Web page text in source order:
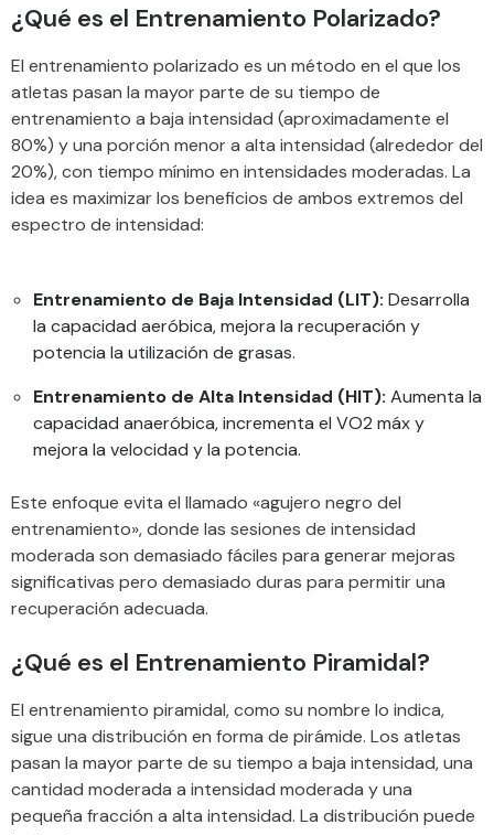
¿Qué es el Entrenamiento Polarizado?
El entrenamiento polarizado es un método en el que los
atletas pasan la mayor parte de su tiempo de
entrenamiento a baja intensidad (aproximadamente el
80%) y una porción menor a alta intensidad (alrededor del
20%), con tiempo mínimo en intensidades moderadas. La
idea es maximizar los beneficios de ambos extremos del
espectro de intensidad:
Entrenamiento de Baja Intensidad (LIT): Desarrolla
la capacidad aeróbica, mejora la recuperación y
potencia la utilización de grasas.
Entrenamiento de Alta Intensidad (HIT): Aumenta la
capacidad anaeróbica, incrementa el VO2 máx y
mejora la velocidad y la potencia.
Este enfoque evita el llamado «agujero negro del
entrenamiento», donde las sesiones de intensidad
moderada son demasiado fáciles para generar mejoras
significativas pero demasiado duras para permitir una
recuperación adecuada.
¿Qué es el Entrenamiento Piramidal?
El entrenamiento piramidal, como su nombre lo indica,
sigue una distribución en forma de pirámide. Los atletas
pasan la mayor parte de su tiempo a baja intensidad, una
cantidad moderada a intensidad moderada y una
pequeña fracción a alta intensidad. La distribución puede